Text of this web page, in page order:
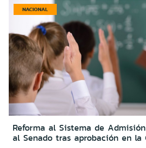
NACIONAL
Reforma al Sistema de
al Senado tras aprobación en la